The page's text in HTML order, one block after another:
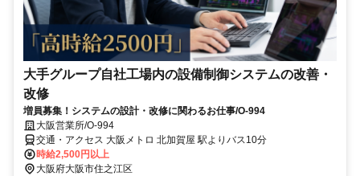
大手グループ自社工場内の設備制御システムの改善・
改修
増員募集！システムの設計・改修に関わるお仕事/O-994
大阪営業所/O-994
交通・アクセス 大阪メトロ 北加賀屋 駅よりバス10分
時給2,500円以上
大阪府大阪市住之江区